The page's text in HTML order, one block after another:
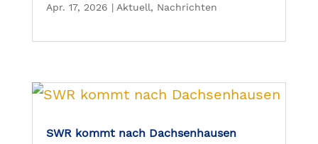
Apr. 17, 2026 | Aktuell, Nachrichten
SWR kommt nach Dachsenhausen